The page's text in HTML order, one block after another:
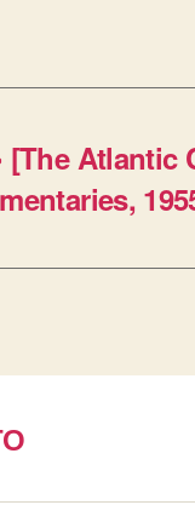
[The Atlantic